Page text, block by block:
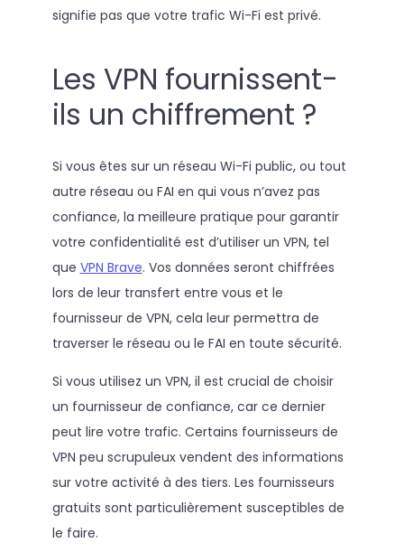
signifie pas que votre trafic Wi-Fi est privé.
Les VPN fournissent-
ils un chiffrement ?
Si vous êtes sur un réseau Wi-Fi public, ou tout
autre réseau ou FAI en qui vous n’avez pas
confiance, la meilleure pratique pour garantir
votre confidentialité est d’utiliser un VPN, tel
que VPN Brave. Vos données seront chiffrées
lors de leur transfert entre vous et le
fournisseur de VPN, cela leur permettra de
traverser le réseau ou le FAI en toute sécurité.
Si vous utilisez un VPN, il est crucial de choisir
un fournisseur de confiance, car ce dernier
peut lire votre trafic. Certains fournisseurs de
VPN peu scrupuleux vendent des informations
sur votre activité à des tiers. Les fournisseurs
gratuits sont particulièrement susceptibles de
le faire.